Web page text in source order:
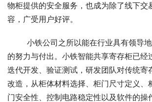
物柜提供的安全服务，也成为除了线下交
容，广受用户好评。
小铁公司之所以能在行业具有领导
的努力与付出。小铁智能共享寄存柜已经
迭代开发、验证测试，研发团队对传统寄
改造，从柜体材料选择、柜门尺寸定义、
门安全性、控制电路稳定性以及软件的操